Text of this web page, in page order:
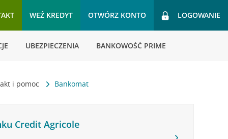
WEŹ KREDYT OTWÓRZ KONTO LOGOWANIE
UBEZPIECZENIA BANKOWOŚĆ PRIME
i pomoc Bankomat
Credit Agricole